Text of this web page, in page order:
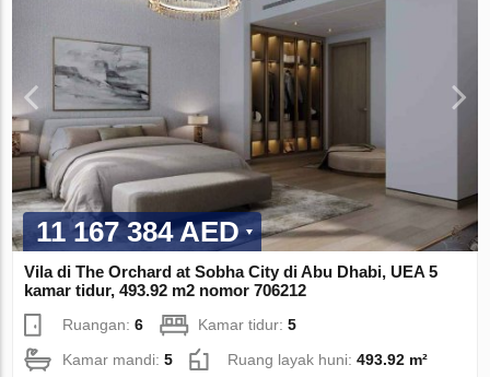
11 167 384 AED
Vila di The Orchard at Sobha City di Abu Dhabi, UEA 5
kamar tidur, 493.92 m2 nomor 706212
Ruangan:6 Kamar tidur:5
Kamar mandi:5 Ruang layak huni:493.92 m²